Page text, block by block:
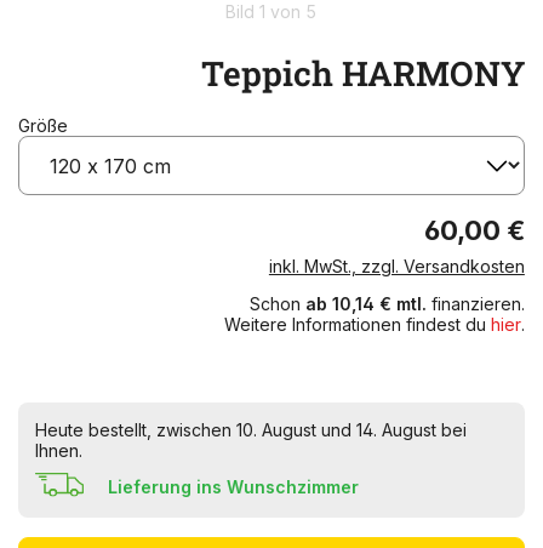
Bild 1 von 5
Teppich HARMONY
Größe
60,00 €
inkl. MwSt., zzgl. Versandkosten
Schon ab 10,14 € mtl. finanzieren.
Weitere Informationen findest du hier.
Heute bestellt, zwischen 10. August und 14. August bei
Ihnen.
Lieferung ins Wunschzimmer